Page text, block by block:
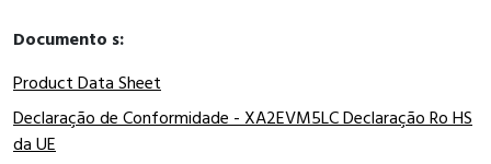
Documento s:
Product Data Sheet
Declaração de Conformidade - XA2EVM5LC Declaração Ro HS
da UE